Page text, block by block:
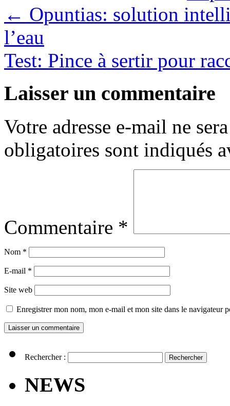
← Opuntias: solution
l’eau
Test: Pince à sertir pour
Laisser un commentaire
Votre adresse e-mail ne
obligatoires sont indiqués
Commentaire *
Nom *
E-mail *
Site web
Enregistrer mon nom, mon e-mail et mon site dans le navigateur
Rechercher :
NEWS